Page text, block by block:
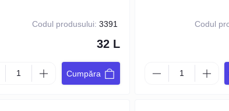
Codul produsului: 3391
32 L
Cumpăra
Codul